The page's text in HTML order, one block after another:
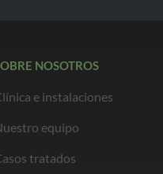
NOSOTROS
e instalaciones
equipo
tratados